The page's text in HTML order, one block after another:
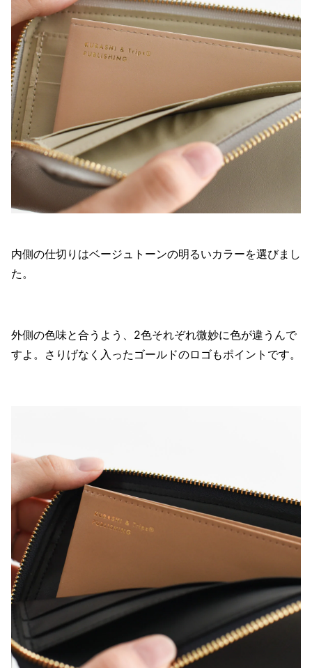
内側の仕切りはベージュトーンの明るいカラーを選びまし
た。
外側の色味と合うよう、2色それぞれ微妙に色が違うんで
すよ。さりげなく入ったゴールドのロゴもポイントです。